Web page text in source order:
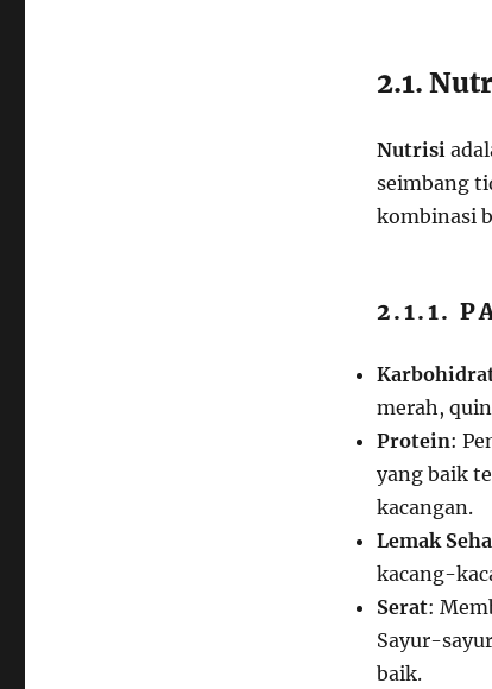
2.1.
Nutrisi
seimbang
kombinasi
2.1.1.
merah,
Protein:
yang baik
kacangan.
Lemak
kacang-
Serat:
Sayur-
baik.